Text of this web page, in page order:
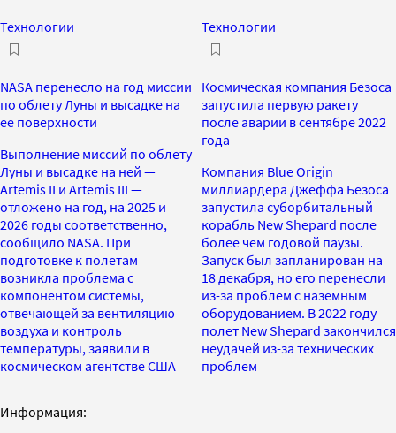
Технологии
NASA перенесло на год миссии
по облету Луны и высадке на
ее поверхности
Выполнение миссий по облету
Луны и высадке на ней —
Artemis II и Artemis III —
отложено на год, на 2025 и
2026 годы соответственно,
сообщило NASA. При
подготовке к полетам
возникла проблема с
компонентом системы,
отвечающей за вентиляцию
воздуха и контроль
температуры, заявили в
космическом агентстве США
Технологии
Космическая компания Безоса
запустила первую ракету
после аварии в сентябре 2022
года
Компания Blue Origin
миллиардера Джеффа Безоса
запустила суборбитальный
корабль New Shepard после
более чем годовой паузы.
Запуск был запланирован на
18 декабря, но его перенесли
из-за проблем с наземным
оборудованием. В 2022 году
полет New Shepard закончился
неудачей из-за технических
проблем
Информация: